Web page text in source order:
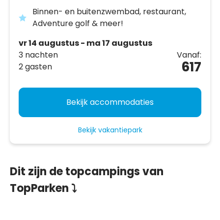
Binnen- en buitenzwembad, restaurant,
Adventure golf & meer!
vr 14 augustus - ma 17 augustus
3 nachten
2 gasten
Vanaf:
617
Bekijk accommodaties
Bekijk vakantiepark
Dit zijn de topcampings van
TopParken ⤵